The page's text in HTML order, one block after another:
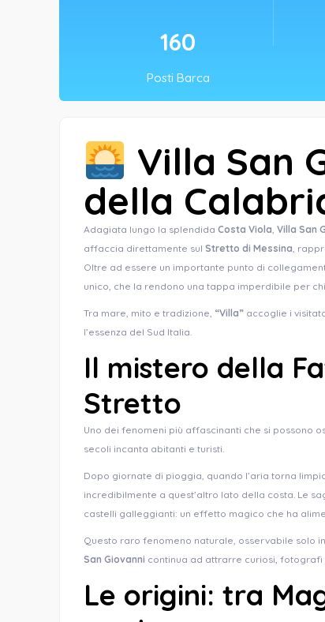
160
Posti Barca
Villa San
della
Adagiata lungo la splendida Costa Viola, Villa San
affaccia direttamente sul Stretto di Messina,
Oltre ad essere un importante punto di
unico, che la rendono una tappa imperdibile per
Tra mare, mito e tradizione, “Villa” accoglie i
l’essenza del Sud Italia.
Il mistero della
Stretto
Uno dei fenomeni più affascinanti che si possono
secoli incanta abitanti e turisti.
Dopo giornate di pioggia, quando l’aria torna
incredibilmente a quest’altro lato della costa. Le
castelli galleggianti: un effetto magico che ha
Questo raro fenomeno naturale, osservabile solo
San Giovanni continua ad attrarre curiosi, fotografi
Le origini: tra